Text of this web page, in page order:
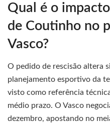
Qual é o
de Coutinho no
Vasco?
O pedido de rescisão altera
planejamento esportivo da
visto como referência
médio prazo. O Vasco
dezembro, apostando no